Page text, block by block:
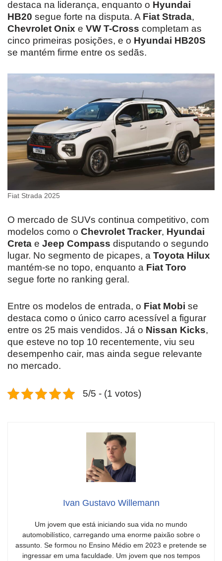
destaca na liderança, enquanto o Hyundai
HB20 segue forte na disputa. A Fiat Strada,
Chevrolet Onix e VW T-Cross completam as
cinco primeiras posições, e o Hyundai HB20S
se mantém firme entre os sedãs.
Fiat Strada 2025
O mercado de SUVs continua competitivo, com
modelos como o Chevrolet Tracker, Hyundai
Creta e Jeep Compass disputando o segundo
lugar. No segmento de picapes, a Toyota Hilux
mantém-se no topo, enquanto a Fiat Toro
segue forte no ranking geral.
Entre os modelos de entrada, o Fiat Mobi se
destaca como o único carro acessível a figurar
entre os 25 mais vendidos. Já o Nissan Kicks,
que esteve no top 10 recentemente, viu seu
desempenho cair, mas ainda segue relevante
no mercado.
5/5 - (1 votos)
Ivan Gustavo Willemann
Um jovem que está iniciando sua vida no mundo
automobilístico, carregando uma enorme paixão sobre o
assunto. Se formou no Ensino Médio em 2023 e pretende se
ingressar em uma faculdade. Um jovem que nos tempos